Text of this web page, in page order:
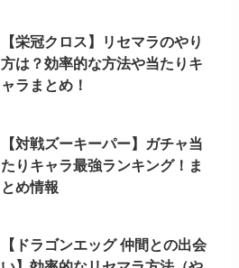
【栄冠クロス】リセマラのやり
方は？効率的な方法や当たりキ
ャラまとめ！
【対戦ズーキーパー】ガチャ当
たりキャラ最強ランキング！ま
とめ情報
【ドラゴンエッグ 仲間との出会